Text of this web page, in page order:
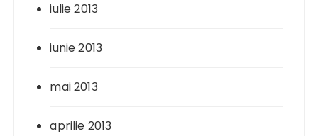
iulie 2013
iunie 2013
mai 2013
aprilie 2013